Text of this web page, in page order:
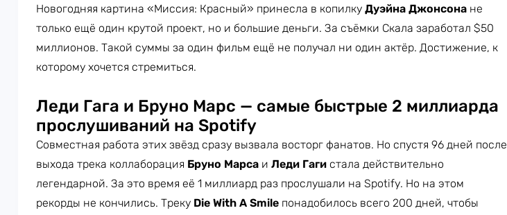
Новогодняя картина «Миссия: Красный» принесла в копилку Дуэйна Джонсона не
только ещё один крутой проект, но и большие деньги. За съёмки Скала заработал $50
миллионов. Такой суммы за один фильм ещё не получал ни один актёр. Достижение, к
которому хочется стремиться.
Леди Гага и Бруно Марс — самые быстрые 2 миллиарда
прослушиваний на Spotify
Совместная работа этих звёзд сразу вызвала восторг фанатов. Но спустя 96 дней после
выхода трека коллаборация Бруно Марса и Леди Гаги стала действительно
легендарной. За это время её 1 миллиард раз прослушали на Spotify. Но на этом
рекорды не кончились. Треку Die With A Smile понадобилось всего 200 дней, чтобы